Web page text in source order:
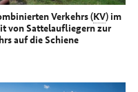
Verkehrs (KV) im
von Sattelaufliegern zur
auf die Schiene